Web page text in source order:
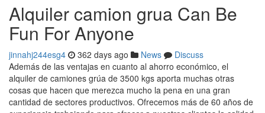
Alquiler camion grua Can Be
Fun For Anyone
jinnahj244esg4 362 days ago News
Discuss
Además de las ventajas en cuanto al ahorro económico, el
alquiler de camiones grúa de 3500 kgs aporta muchas otras
cosas que hacen que merezca mucho la pena en una gran
cantidad de sectores productivos. Ofrecemos más de 60 años de